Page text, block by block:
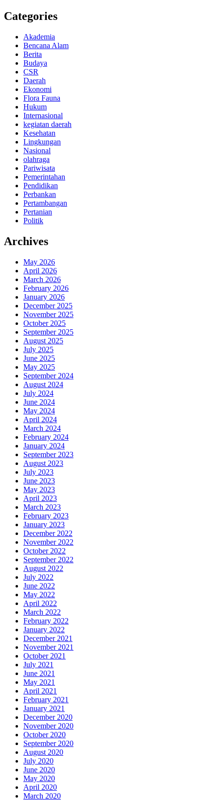
Categories
Akademia
Bencana Alam
Berita
Budaya
CSR
Daerah
Ekonomi
Flora Fauna
Hukum
Internasional
kegiatan daerah
Kesehatan
Lingkungan
Nasional
olahraga
Pariwisata
Pemerintahan
Pendidikan
Perbankan
Pertambangan
Pertanian
Politik
Archives
May 2026
April 2026
March 2026
February 2026
January 2026
December 2025
November 2025
October 2025
September 2025
August 2025
July 2025
June 2025
May 2025
September 2024
August 2024
July 2024
June 2024
May 2024
April 2024
March 2024
February 2024
January 2024
September 2023
August 2023
July 2023
June 2023
May 2023
April 2023
March 2023
February 2023
January 2023
December 2022
November 2022
October 2022
September 2022
August 2022
July 2022
June 2022
May 2022
April 2022
March 2022
February 2022
January 2022
December 2021
November 2021
October 2021
July 2021
June 2021
May 2021
April 2021
February 2021
January 2021
December 2020
November 2020
October 2020
September 2020
August 2020
July 2020
June 2020
May 2020
April 2020
March 2020